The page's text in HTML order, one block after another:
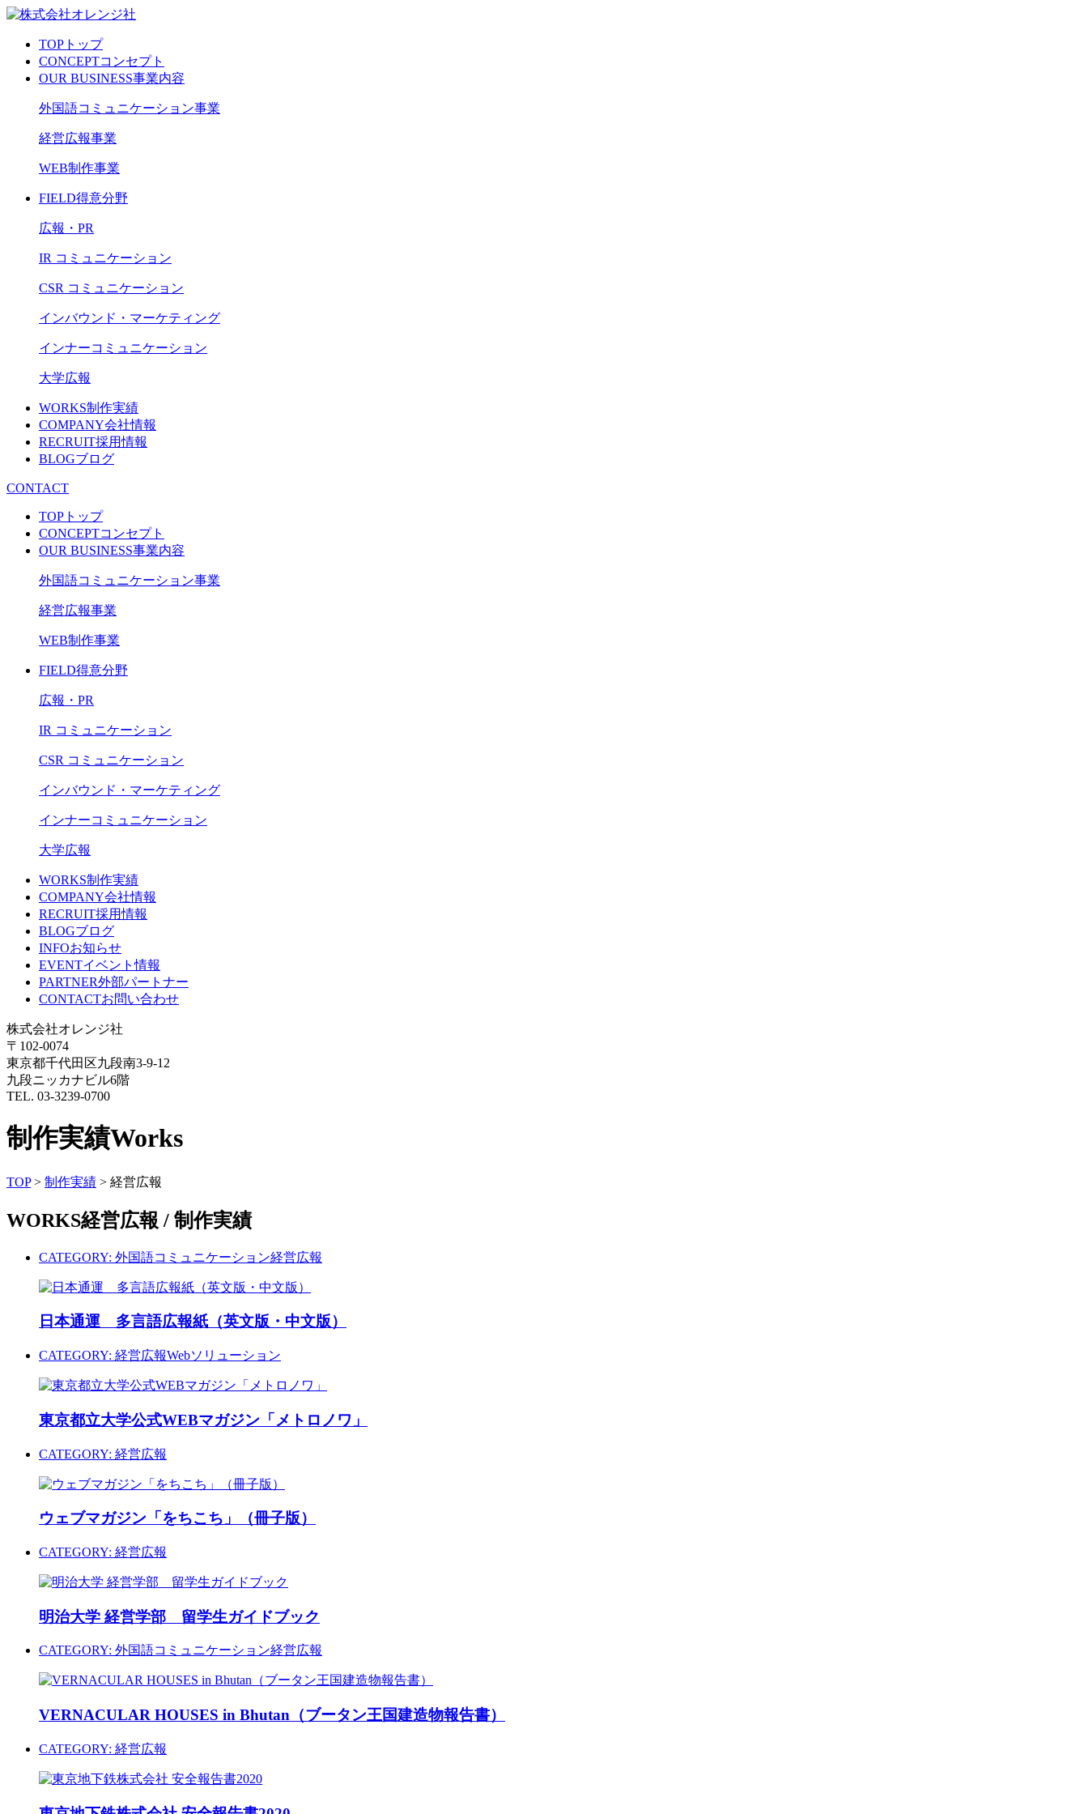
TOP トップ
CONCEPTコンセプト
OUR BUSINESS事業内容
外国語コミュニケーション事業
経営広報事業
WEB制作事業
FIELD得意分野
広報・PR
IR コミュニケーション
CSR コミュニケーション
インバウンド・マーケティング
インナーコミュニケーション
大学広報
WORKS制作実績
COMPANY会社情報
RECRUIT採用情報
BLOGブログ
CONTACT
TOP トップ
CONCEPTコンセプト
OUR BUSINESS事業内容
外国語コミュニケーション事業
経営広報事業
WEB制作事業
FIELD得意分野
広報・PR
IR コミュニケーション
CSR コミュニケーション
インバウンド・マーケティング
インナーコミュニケーション
大学広報
WORKS制作実績
COMPANY会社情報
RECRUIT採用情報
BLOGブログ
INFOお知らせ
EVENTイベント情報
PARTNER外部パートナー
CONTACTお問い合わせ
株式会社オレンジ社
〒102-0074
東京都千代田区九段南3-9-12
九段ニッカナビル6階
TEL. 03-3239-0700
制作実績Works
TOP> 制作実績 > 経営広報
WORKS経営広報 / 制作実績
CATEGORY: 外国語コミュニケーション経営広報
日本通運 多言語広報紙（英文版・中文版）
CATEGORY: 経営広報Webソリューション
東京都立大学公式WEBマガジン「メトロノワ」
CATEGORY: 経営広報
ウェブマガジン「をちこち」（冊子版）
CATEGORY: 経営広報
明治大学 経営学部 留学生ガイドブック
CATEGORY: 外国語コミュニケーション経営広報
VERNACULAR HOUSES in Bhutan（ブータン王国建造物報告書）
CATEGORY: 経営広報